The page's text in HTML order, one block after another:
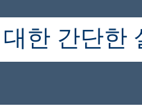
한 간단한